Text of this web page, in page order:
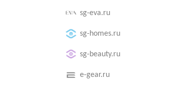
sg-eva.ru
sg-homes.ru
sg-beauty.ru
e-gear.ru